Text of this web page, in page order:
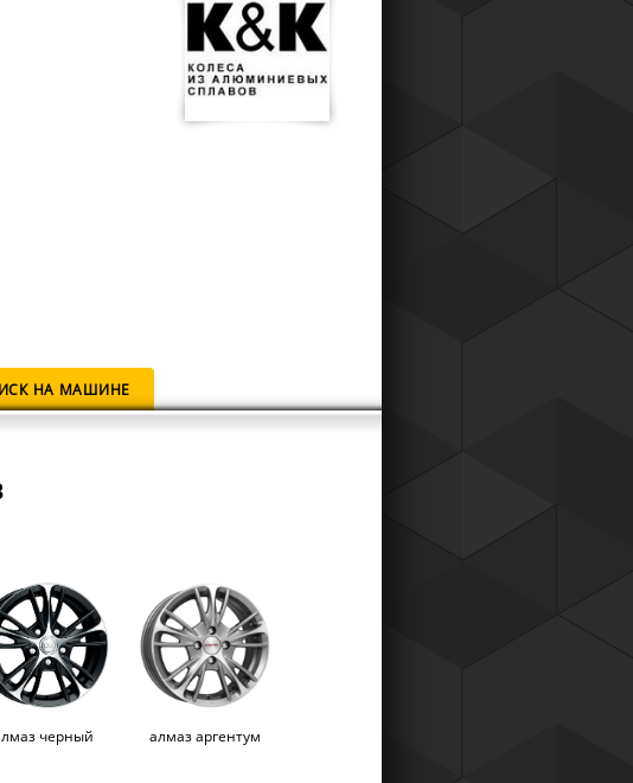
НА МАШИНЕ
черный алмаз аргентум